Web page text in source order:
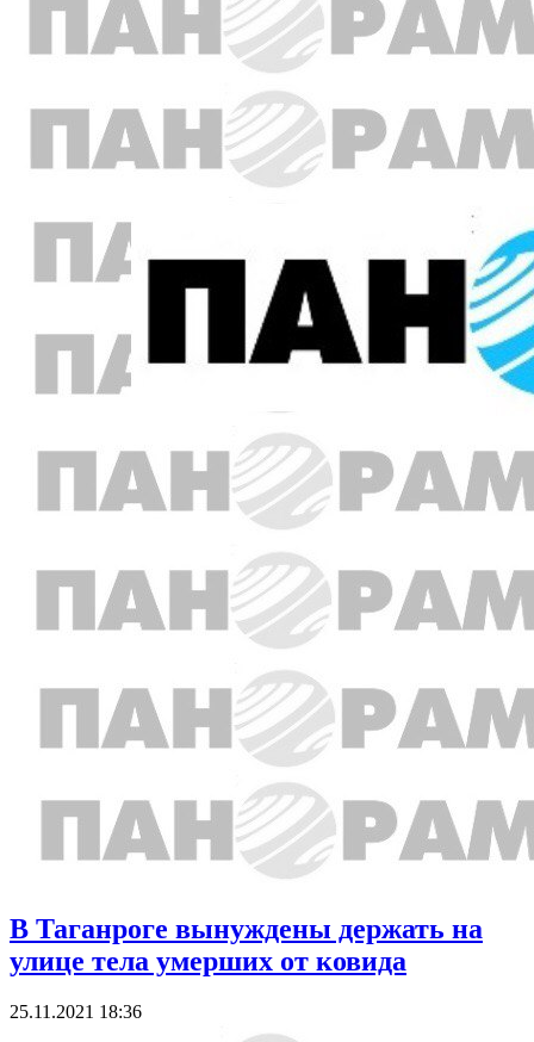
В Таганроге вынуждены держать на
улице тела умерших от ковида
25.11.2021 18:36